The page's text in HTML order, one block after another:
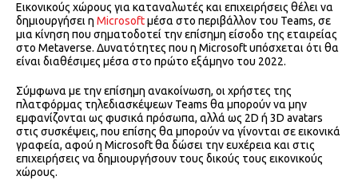
Εικονικούς χώρους για καταναλωτές και επιχειρήσεις θέλει να
δημιουργήσει η Microsoftμέσα στο περιβάλλον του Teams, σε
μια κίνηση που σηματοδοτεί την επίσημη είσοδο της εταιρείας
στο Metaverse. Δυνατότητες που η Microsoft υπόσχεται ότι θα
είναι διαθέσιμες μέσα στο πρώτο εξάμηνο του 2022.
Σύμφωνα με την επίσημη ανακοίνωση, οι χρήστες της
πλατφόρμας τηλεδιασκέψεων Teams θα μπορούν να μην
εμφανίζονται ως φυσικά πρόσωπα, αλλά ως 2D ή 3D avatars
στις συσκέψεις, που επίσης θα μπορούν να γίνονται σε εικονικά
γραφεία, αφού η Microsoft θα δώσει την ευχέρεια και στις
επιχειρήσεις να δημιουργήσουν τους δικούς τους εικονικούς
χώρους.